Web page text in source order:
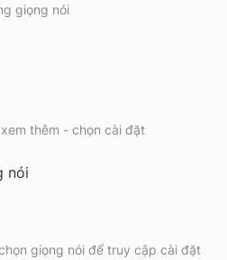
giọng nói
thêm - chọn cài đặt
nói
giọng nói để truy cập cài đặt